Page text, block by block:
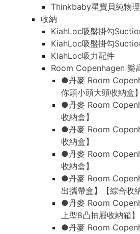
Thinkbaby星寶貝純物
收納
KiahLoc吸盤掛勾
KiahLoc吸盤掛勾
KiahLoc吸力配件
Room Copenhagen 樂
●丹麥 Room
你頭小頭大頭收納盒】
●丹麥 Room
收納盒】
●丹麥 Room
收納盒】
●丹麥 Room
收納盒】
●丹麥 Room
出攜帶盒】【綜合收
●丹麥 Room
上型8凸抽屜收納箱】
●丹麥 Room